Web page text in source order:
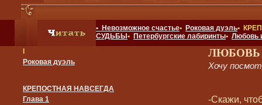
• Невозможное счастье• Роковая дуэль•
СУДЬБЫ • Петербургские лабиринты• Любовь
Роковая дуэль
КРЕПОСТНАЯ НАВСЕГДА
Глава 1
ЛЮБОВЬ
Хочу
-Скажи,